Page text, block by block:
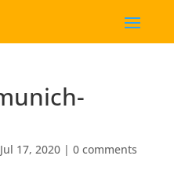
Jul 17, 2020| 0 comments